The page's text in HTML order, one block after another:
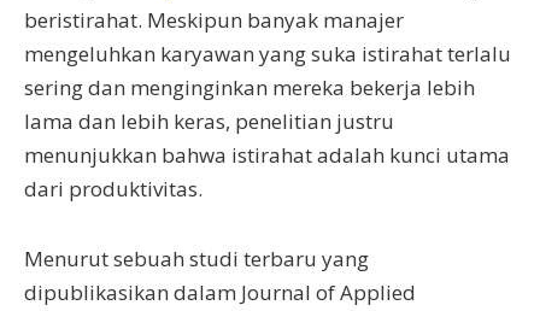
beristirahat. Meskipun banyak manajer
mengeluhkan karyawan yang suka istirahat terlalu
sering dan menginginkan mereka bekerja lebih
lama dan lebih keras, penelitian justru
menunjukkan bahwa istirahat adalah kunci utama
dari produktivitas.
Menurut sebuah studi terbaru yang
dipublikasikan dalam Journal of Applied